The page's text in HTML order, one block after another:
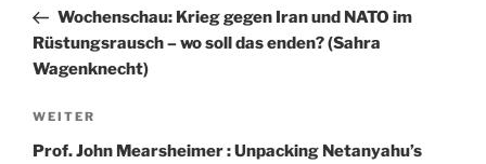
Beitrag
Wochenschau: Krieg gegen Iran und NATO im
Rüstungsrausch – wo soll das enden? (Sahra
Wagenknecht)
Nächster
Beitrag
WEITER
Prof. John Mearsheimer : Unpacking Netanyahu’s